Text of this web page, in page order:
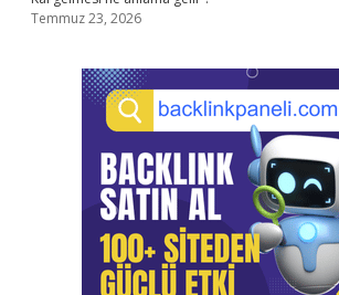
Temmuz 23, 2026